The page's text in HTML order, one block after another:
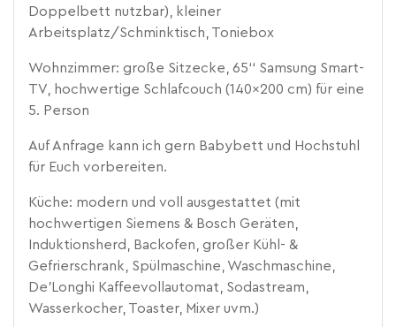
Doppelbett nutzbar), kleiner
Arbeitsplatz/Schminktisch, Toniebox
Wohnzimmer: große Sitzecke, 65‘‘ Samsung Smart-
TV, hochwertige Schlafcouch (140x200 cm) für eine
5. Person
Auf Anfrage kann ich gern Babybett und Hochstuhl
für Euch vorbereiten.
Küche: modern und voll ausgestattet (mit
hochwertigen Siemens & Bosch Geräten,
Induktionsherd, Backofen, großer Kühl- &
Gefrierschrank, Spülmaschine, Waschmaschine,
De’Longhi Kaffeevollautomat, Sodastream,
Wasserkocher, Toaster, Mixer uvm.)